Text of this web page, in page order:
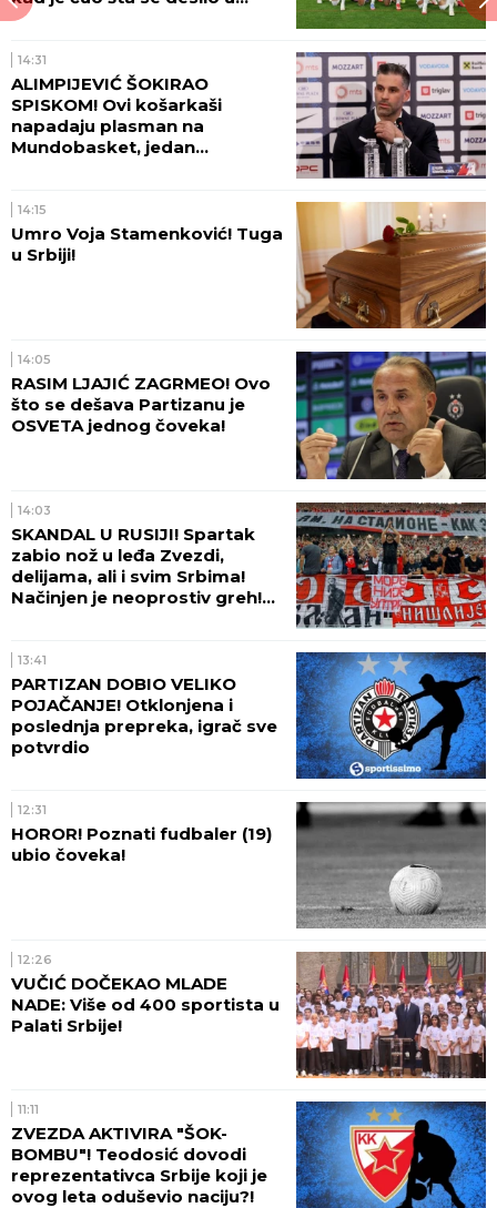
Beogradu!
14:31
ALIMPIJEVIĆ ŠOKIRAO
SPISKOM! Ovi košarkaši
napadaju plasman na
Mundobasket, jedan
14:15
Umro Voja Stamenković! Tuga
u Srbiji!
14:05
RASIM LJAJIĆ ZAGRMEO! Ovo
što se dešava Partizanu je
OSVETA jednog čoveka!
14:03
SKANDAL U RUSIJI! Spartak
zabio nož u leđa Zvezdi,
delijama, ali i svim Srbima!
Načinjen je neoprostiv greh!
13:41
PARTIZAN DOBIO VELIKO
POJAČANJE! Otklonjena i
poslednja prepreka, igrač sve
potvrdio
12:31
HOROR! Poznati fudbaler (19)
ubio čoveka!
12:26
VUČIĆ DOČEKAO MLADE
NADE: Više od 400 sportista u
Palati Srbije!
11:11
ZVEZDA AKTIVIRA "ŠOK-
BOMBU"! Teodosić dovodi
reprezentativca Srbije koji je
ovog leta oduševio naciju?!